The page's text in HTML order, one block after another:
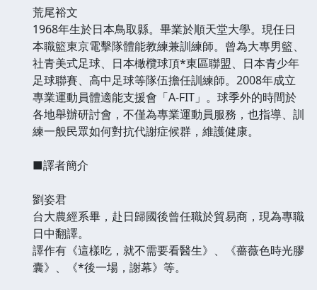
荒尾裕文
1968年生於日本鳥取縣。畢業於順天堂大學。現任日
本職籃東京電擊隊體能教練兼訓練師。曾為大專男籃、
社青美式足球、日本橄欖球頂*東區聯盟、日本青少年
足球聯賽、高中足球等隊伍擔任訓練師。2008年成立
專業運動員體適能支援會「A-FIT」。球季外的時間於
各地舉辦研討會，不僅為專業運動員服務，也指導、訓
練一般民眾如何對抗代謝症候群，維護健康。
■譯者簡介
劉姿君
台大農經系畢，赴日歸國後曾任職於貿易商，現為專職
日中翻譯。
譯作有《這樣吃，就不需要看醫生》、《薔薇色時光膠
囊》、《*後一場，謝幕》等。